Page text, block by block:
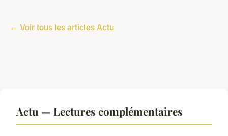
← Voir tous les articles Actu
Actu — Lectures complémentaires